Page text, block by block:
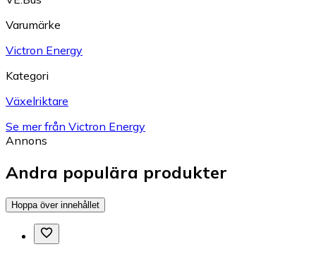
Varumärke
Victron Energy
Kategori
Växelriktare
Se mer från Victron Energy
Annons
Andra populära produkter
Hoppa över innehållet